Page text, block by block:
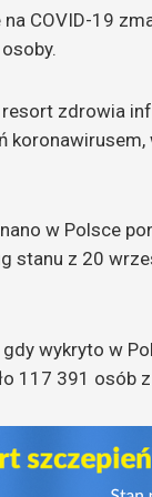
COVID-19
zdrowia
w Polsce
stanu z 20
wykryto w
117 391 osób